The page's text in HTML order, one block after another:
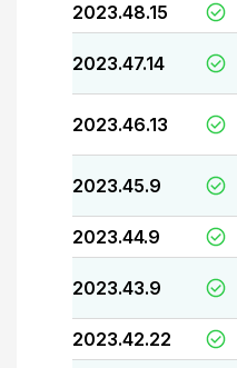
2023.48.15
2023.47.14
2023.46.13
2023.45.9
2023.44.9
2023.43.9
2023.42.22